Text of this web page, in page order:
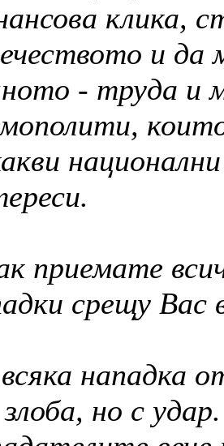
клика,
и да
- труда и
приемате
срещу Вас
нападка
злоба, но с